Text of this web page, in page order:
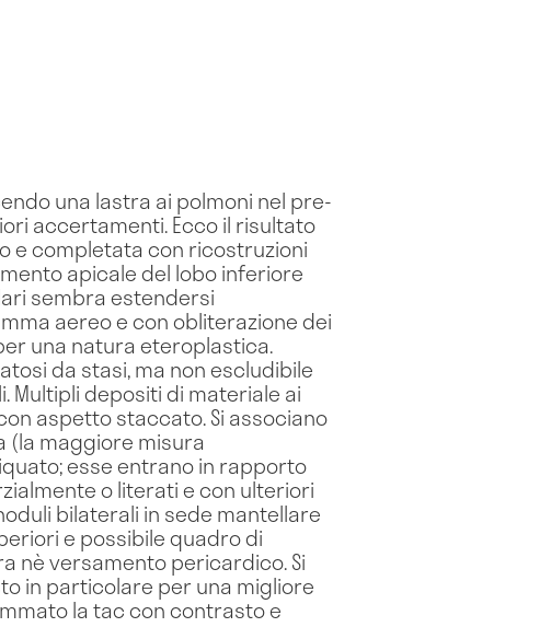
una lastra ai polmoni nel pre-
accertamenti. Ecco il risultato
e completata con ricostruzioni
apicale del lobo inferiore
sembra estendersi
aereo e con obliterazione dei
una natura eteroplastica.
da stasi, ma non escludibile
depositi di materiale ai
aspetto staccato. Si associano
(la maggiore misura
esse entrano in rapporto
o literati e con ulteriori
bilaterali in sede mantellare
e possibile quadro di
nè versamento pericardico. Si
in particolare per una migliore
la tac con contrasto e